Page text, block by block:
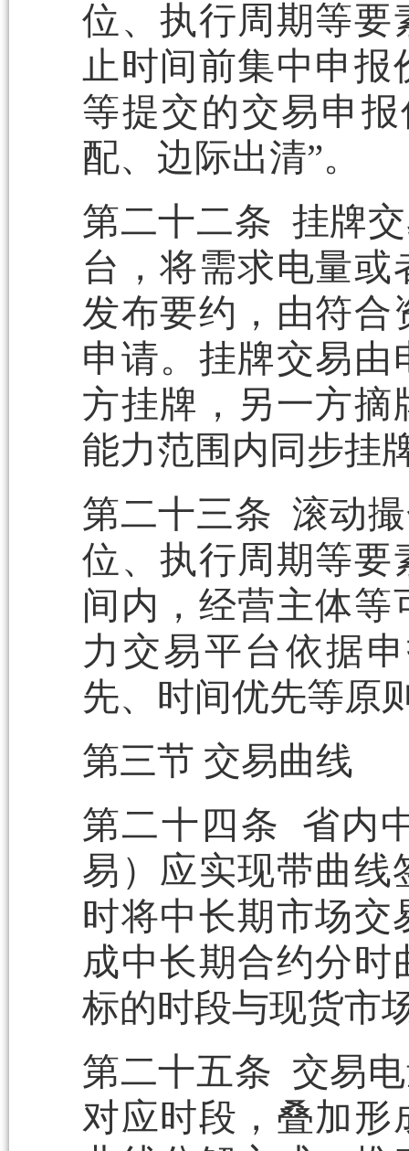
位、执行周期等要
止时间前集中申
等提交的交易申
配、边际出清”。
第二十二条 挂牌
台，将需求电量
发布要约，由符合
申请。挂牌交易
方挂牌，另一方摘
能力范围内同步挂
第二十三条 滚动
位、执行周期等要
间内，经营主体
力交易平台依据
先、时间优先等原
第三节 交易曲线
第二十四条 省内
易）应实现带曲线
时将中长期市场交
成中长期合约分
标的时段与现货市
第二十五条 交易
对应时段，叠加